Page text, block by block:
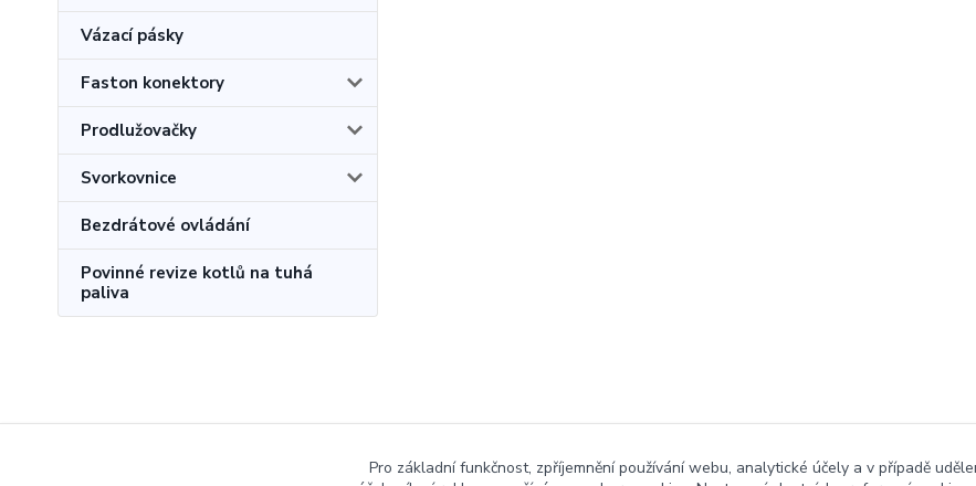
Vázací pásky
Faston konektory
Prodlužovačky
Svorkovnice
Bezdrátové ovládání
Povinné revize kotlů na tuhá
paliva
Pro základní funkčnost, zpříjemnění používání webu, analytické účely a v případě